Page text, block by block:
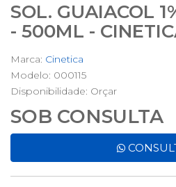
SOL. GUAIACOL
- 500ML -
Marca: Cinetica
Modelo: 000115
Disponibilidade: Orçar
SOB CONSULTA